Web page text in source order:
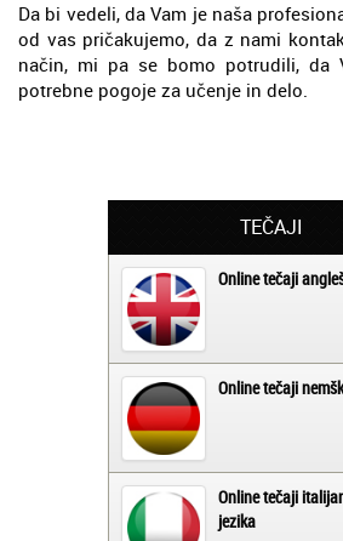
Da bi vedeli, da Vam je naša
od vas pričakujemo, da z nami
način, mi pa se bomo potrudili, da
potrebne pogoje za učenje in delo.
TEČAJI
Online tečaji
Online tečaji
Online tečaji
jezika